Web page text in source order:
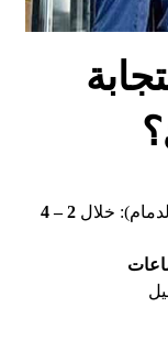
خلال
2 – 4